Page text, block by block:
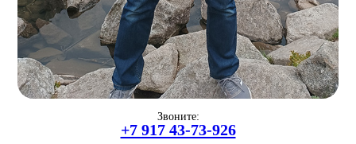
Звоните:
+7 917 43-73-926